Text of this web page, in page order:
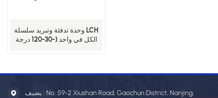
وحدة تدفئة وتبريد سلسلة LCH
الكل في واحد (-30-120 درجة
يضيف : No. 59-2 Xiushan Road, Gaochun District, Nanjing,